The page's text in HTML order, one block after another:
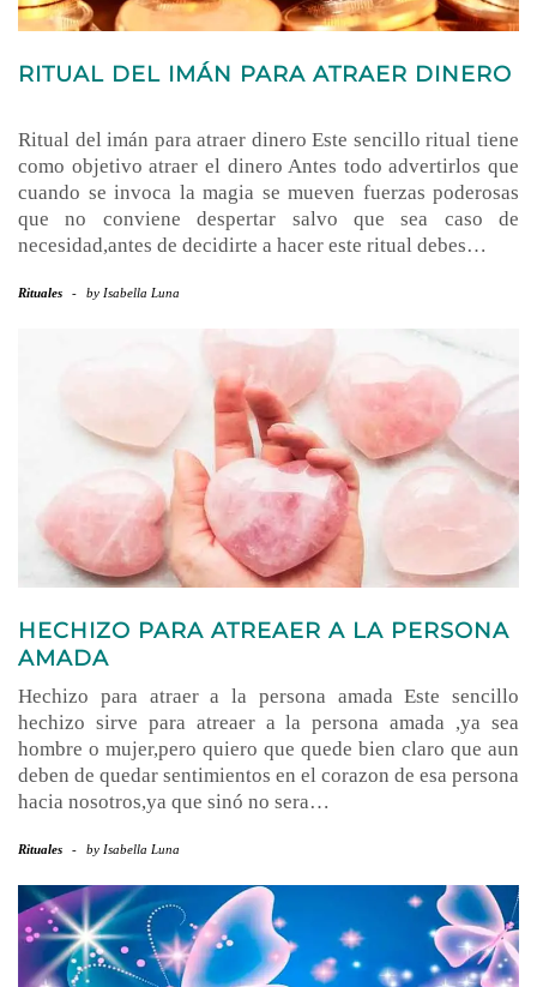
RITUAL DEL IMÁN PARA ATRAER DINERO
Ritual del imán para atraer dinero Este sencillo ritual tiene
como objetivo atraer el dinero Antes todo advertirlos que
cuando se invoca la magia se mueven fuerzas poderosas
que no conviene despertar salvo que sea caso de
necesidad,antes de decidirte a hacer este ritual debes…
Rituales - by Isabella Luna
HECHIZO PARA ATREAER A LA PERSONA
AMADA
Hechizo para atraer a la persona amada Este sencillo
hechizo sirve para atreaer a la persona amada ,ya sea
hombre o mujer,pero quiero que quede bien claro que aun
deben de quedar sentimientos en el corazon de esa persona
hacia nosotros,ya que sinó no sera…
Rituales - by Isabella Luna